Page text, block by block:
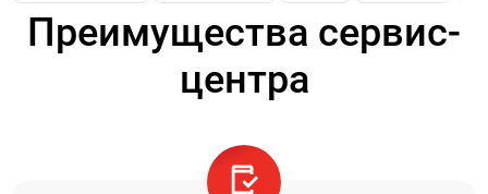
Преимущества сервис-
центра